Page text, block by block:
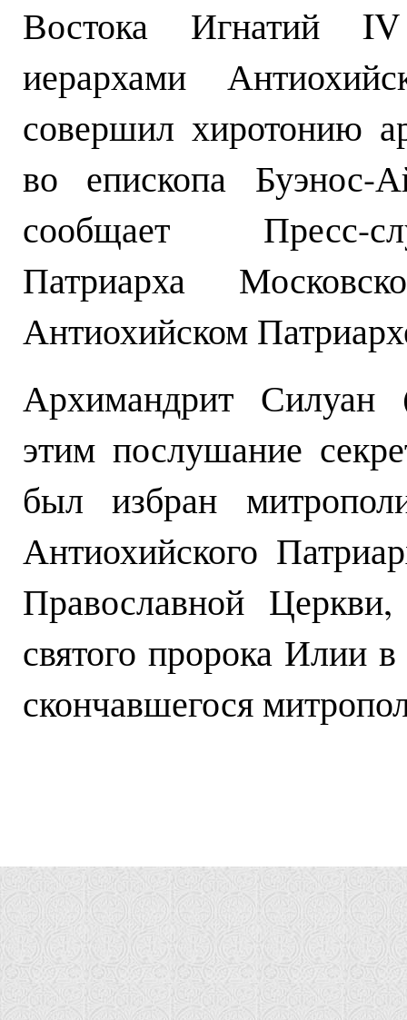
Востока Игнатий
иерархами
совершил хиротонию
во епископа Буэнос-
сообщает Пресс-
Патриарха
Антиохийском
Архимандрит Силуан
этим послушание
был избран
Антиохийского
Православной
святого пророка Илии
скончавшегося